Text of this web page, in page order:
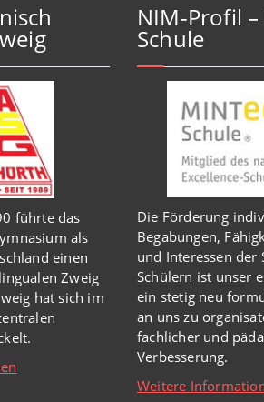
führte das
als
einen
Zweig
hat sich im
NIM-Profil –
Schule
Die Förderung
Begabungen,
und Interessen der
Schülern ist unser
ein stetig neu
an uns zu
fachlicher und
Verbesserung.
Weitere